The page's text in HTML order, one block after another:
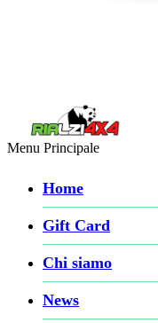
Menu Principale
Home
Gift Card
Chi siamo
News